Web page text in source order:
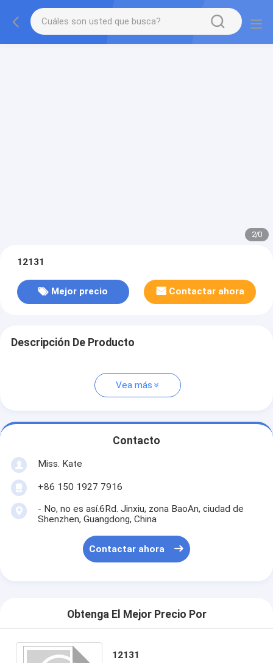
2/0
12131
Mejor precio Contactar ahora
Descripción De Producto
Vea más
Contacto
Miss. Kate
+86 150 1927 7916
- No, no es así.6Rd. Jinxiu, zona BaoAn, ciudad de
Shenzhen, Guangdong, China
Contactar ahora
Obtenga El Mejor Precio Por
12131